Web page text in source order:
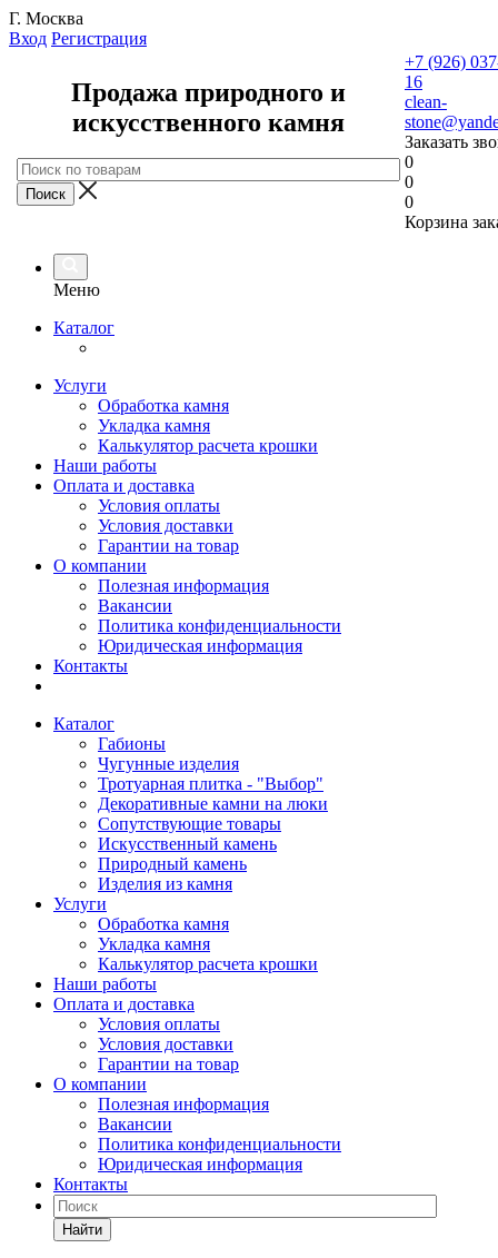
Г. Москва
Вход Регистрация
Продажа природного и
искусственного камня
+7 (926)
16
clean-
Заказать
0
0
0
Корзина
Меню
Каталог
Услуги
Обработка камня
Укладка камня
Калькулятор расчета крошки
Наши работы
Оплата и доставка
Условия оплаты
Условия доставки
Гарантии на товар
О компании
Полезная информация
Вакансии
Политика конфиденциальности
Юридическая информация
Контакты
Каталог
Габионы
Чугунные изделия
Тротуарная плитка - "Выбор"
Декоративные камни на люки
Сопутствующие товары
Искусственный камень
Природный камень
Изделия из камня
Услуги
Обработка камня
Укладка камня
Калькулятор расчета крошки
Наши работы
Оплата и доставка
Условия оплаты
Условия доставки
Гарантии на товар
О компании
Полезная информация
Вакансии
Политика конфиденциальности
Юридическая информация
Контакты
Найти